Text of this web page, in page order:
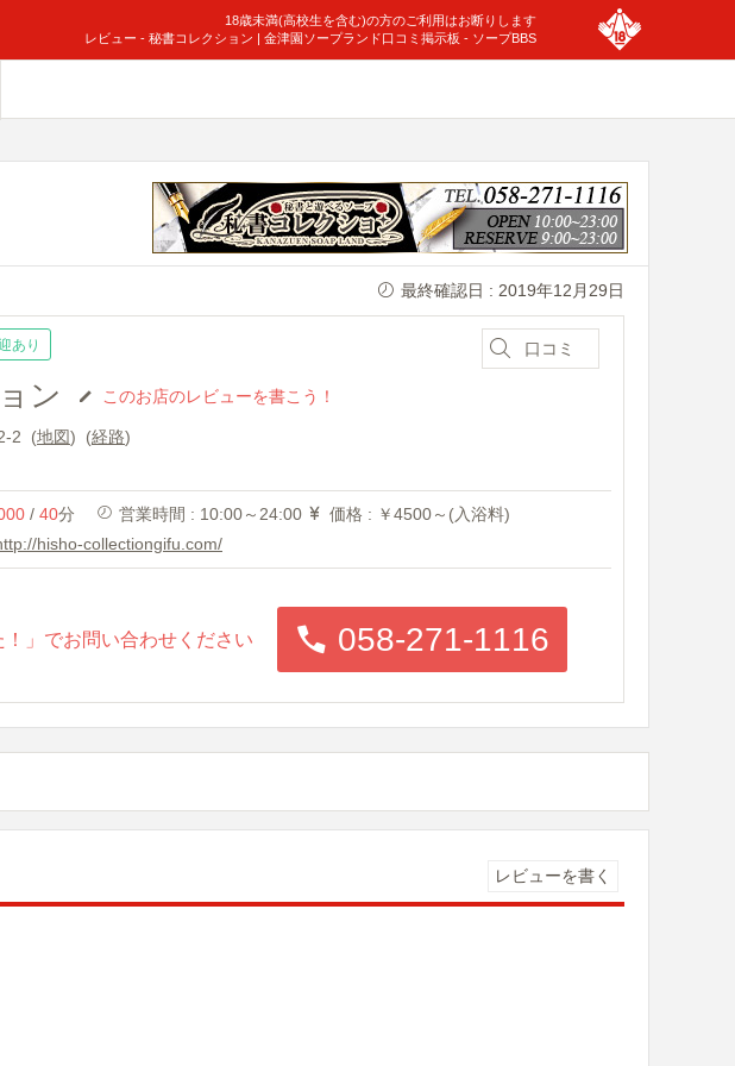
18歳未満(高校生を含む)の方のご利用はお断りします
レビュー - 秘書コレクション | 金津園ソープランド口コミ掲示板 - ソープBBS
でおやめください。
最終確認日 : 2019年12月29日
あり 口コミ
ン このお店のレビューを書こう！
2 (地図) (経路)
/ 40分 営業時間 : 10:00～24:00
価格 : ￥4500～(入浴料)
hisho-collectiongifu.com/
！」でお問い合わせください 058-271-1116
レビューを書く